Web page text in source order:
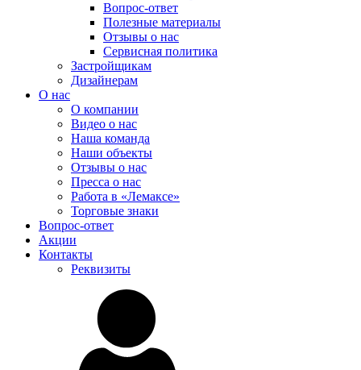
Вопрос-ответ
Полезные материалы
Отзывы о нас
Сервисная политика
Застройщикам
Дизайнерам
О нас
О компании
Видео о нас
Наша команда
Наши объекты
Отзывы о нас
Пресса о нас
Работа в «Лемаксе»
Торговые знаки
Вопрос-ответ
Акции
Контакты
Реквизиты